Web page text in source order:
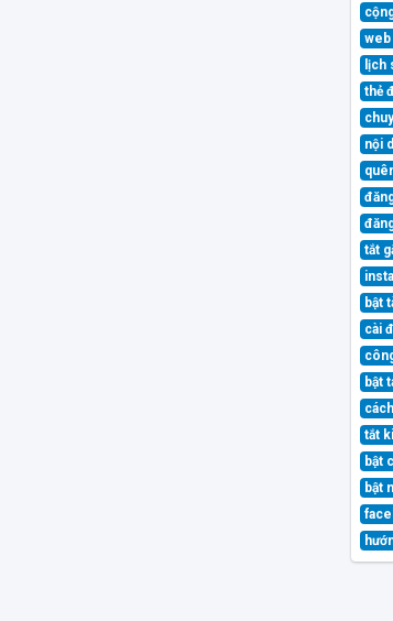
web
lịch
thẻ
nội
tắt
bật
cài
bật
tắt
bật
bật